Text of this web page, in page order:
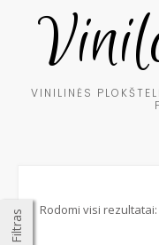
VINILINĖS
Rodomi visi rezultatai:
Filtras